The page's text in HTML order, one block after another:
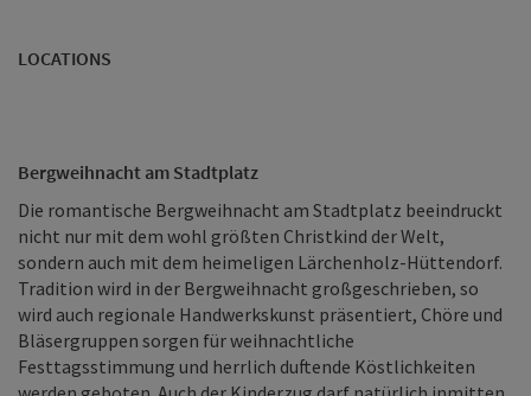
LOCATIONS
Bergweihnacht am Stadtplatz
Die romantische Bergweihnacht am Stadtplatz beeindruckt
nicht nur mit dem wohl größten Christkind der Welt,
sondern auch mit dem heimeligen Lärchenholz-Hüttendorf.
Tradition wird in der Bergweihnacht großgeschrieben, so
wird auch regionale Handwerkskunst präsentiert, Chöre und
Bläsergruppen sorgen für weihnachtliche
Festtagsstimmung und herrlich duftende Köstlichkeiten